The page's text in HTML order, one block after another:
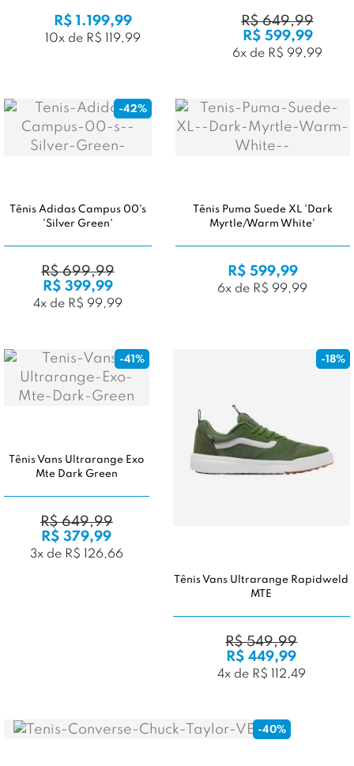
R$ 1.199,99
10x de R$ 119,99
R$ 649,99
R$ 599,99
6x de R$ 99,99
-42%
Tênis Adidas Campus 00's
'Silver Green'
R$ 699,99
R$ 399,99
4x de R$ 99,99
Tênis Puma Suede XL 'Dark
Myrtle/Warm White'
R$ 599,99
6x de R$ 99,99
-41%
Tênis Vans Ultrarange Exo
Mte Dark Green
R$ 649,99
R$ 379,99
3x de R$ 126,66
-18%
Tênis Vans Ultrarange Rapidweld
MTE
R$ 549,99
R$ 449,99
4x de R$ 112,49
-40%